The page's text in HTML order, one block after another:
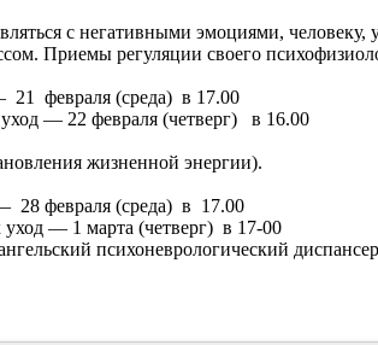
с негативными эмоциями,
Приемы регуляции своего
февраля (среда) в 17.00
— 22 февраля (четверг) в 16.00
жизненной энергии).
28 февраля (среда) в 17.00
— 1 марта (четверг) в 17-00
психоневрологический